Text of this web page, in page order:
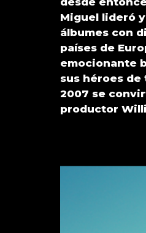
Miguel lideró
álbumes con
países de
emocionante
sus héroes
2007 se
productor